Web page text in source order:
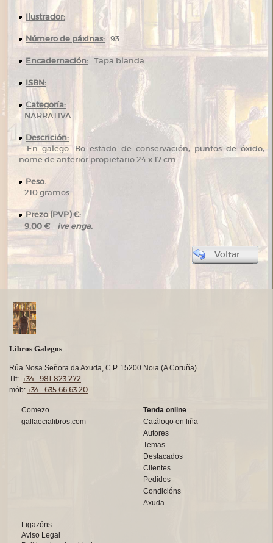
Ilustrador:
Número de páxinas: 93
Encadernación: Tapa blanda
ISBN:
Categoría:
NARRATIVA
Descrición:
En galego. Bo estado de conservación, puntos de óxido,
nome de anterior propietario 24 x 17 cm
Peso.
210 gramos
Prezo (PVP) €:
9,00 € ive enga.
Voltar
Libros Galegos
Rúa Nosa Señora da Axuda, C.P. 15200 Noia (A Coruña)
Tlf: +34 981 823 272
mób: +34 635 66 63 20
Comezo
gallaecialibros.com
Tenda online
Catálogo en liña
Autores
Temas
Destacados
Clientes
Pedidos
Condicións
Axuda
Ligazóns
Aviso Legal